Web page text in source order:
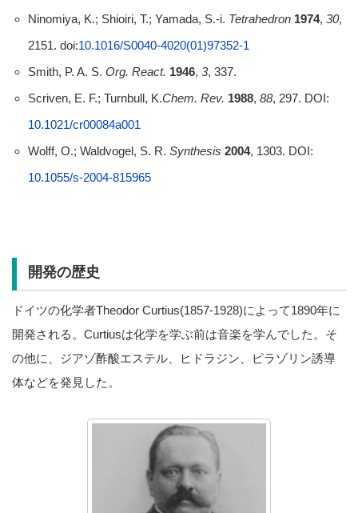
Ninomiya, K.; Shioiri, T.; Yamada, S.-i. Tetrahedron 1974, 30,
2151. doi:10.1016/S0040-4020(01)97352-1
Smith, P. A. S. Org. React. 1946, 3, 337.
Scriven, E. F.; Turnbull, K.Chem. Rev. 1988, 88, 297. DOI:
10.1021/cr00084a001
Wolff, O.; Waldvogel, S. R. Synthesis 2004, 1303. DOI:
10.1055/s-2004-815965
開発の歴史
ドイツの化学者Theodor Curtius(1857-1928)によって1890年に
開発される。Curtiusは化学を学ぶ前は音楽を学んでした。そ
の他に、ジアゾ酢酸エステル、ヒドラジン、ピラゾリン誘導
体などを発見した。